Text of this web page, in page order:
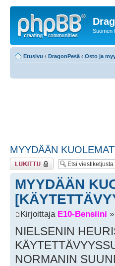
Suomen
Etusivu ‹ DragonPesä ‹ Osto ja
MYYDÄÄN
Viestiketju on
lukittu
MYYDÄÄN
Kirjoittaja E10-Bensiini
NIELSENIN
NORMANIN